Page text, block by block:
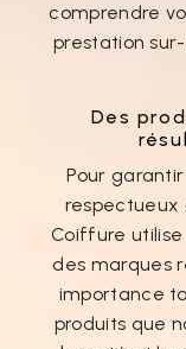
comprendre
prestation
Des
Pour
respectueux
Coiffure
des marques
importance
produits que